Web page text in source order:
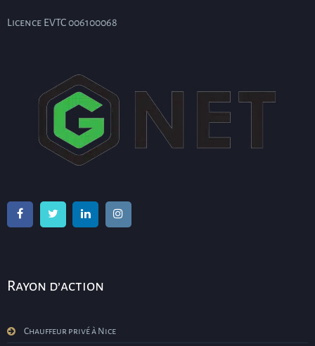
Licence EVTC 006100068
Rayon d’action
Chauffeur privé à Nice